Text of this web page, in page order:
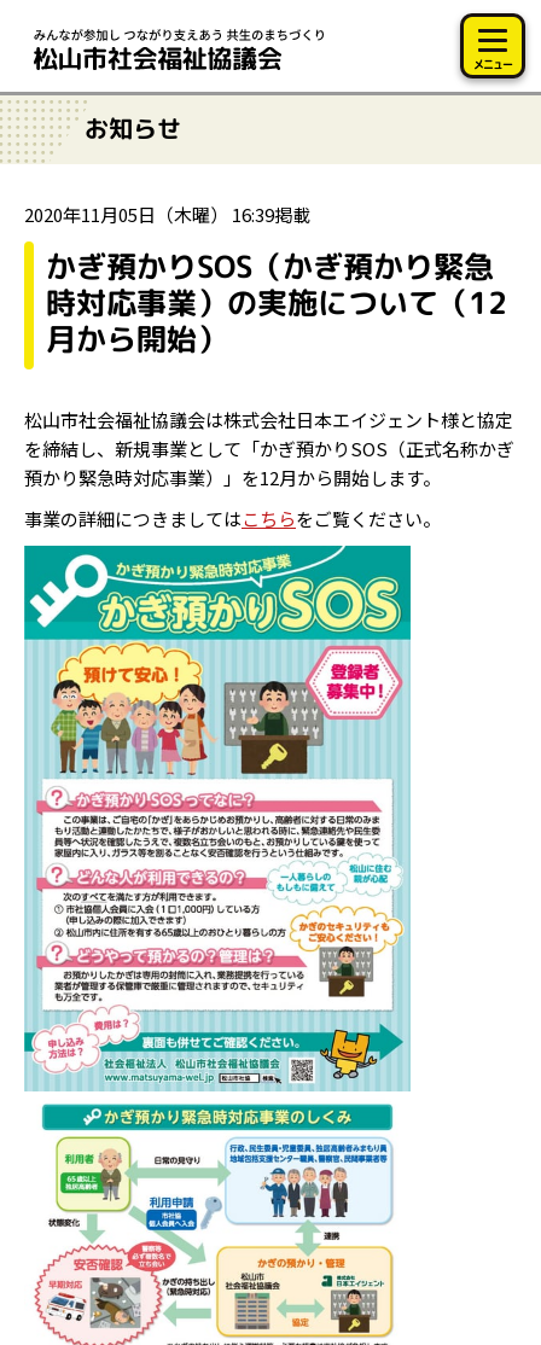
メニュー
お知らせ
2020年11月05日（木曜） 16:39掲載
かぎ預かりSOS（かぎ預かり緊急
時対応事業）の実施について（12
月から開始）
松山市社会福祉協議会は株式会社日本エイジェント様と協定
を締結し、新規事業として「かぎ預かりSOS（正式名称かぎ
預かり緊急時対応事業）」を12月から開始します。
事業の詳細につきましてはこちらをご覧ください。